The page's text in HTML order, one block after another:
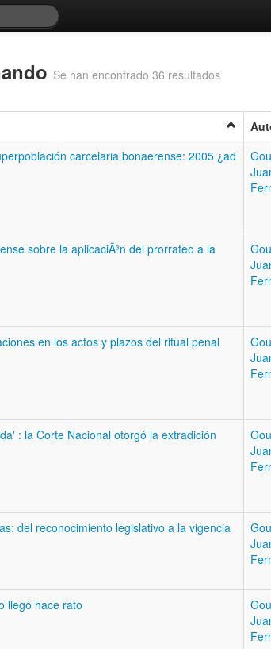
Se han encontrado 36 resultados
carcelaria bonaerense: 2005 ¿ad
sobre la aplicaciÃ³n del prorrateo a la
en los actos y plazos del ritual penal
: la Corte Nacional otorgó la extradición
del reconocimiento legislativo a la vigencia
llegó hace rato